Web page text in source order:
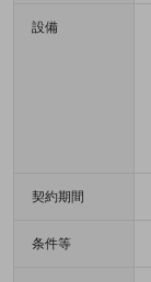
設備
契約期間
条件等